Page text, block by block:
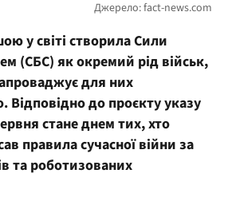
у світі створила Сили
(СБС) як окремий рід військ,
для них
Відповідно до проєкту указу
стане днем тих, хто
правила сучасної війни за
та роботизованих